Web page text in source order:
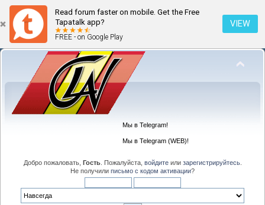
Read forum faster on mobile. Get the Free
Tapatalk app?
FREE - on Google Play
VIEW
Мы в Telegram!
Мы в Telegram (WEB)!
Добро пожаловать, Гость. Пожалуйста, войдитеили зарегистрируйтесь.
Не получили письмо с кодом активации?